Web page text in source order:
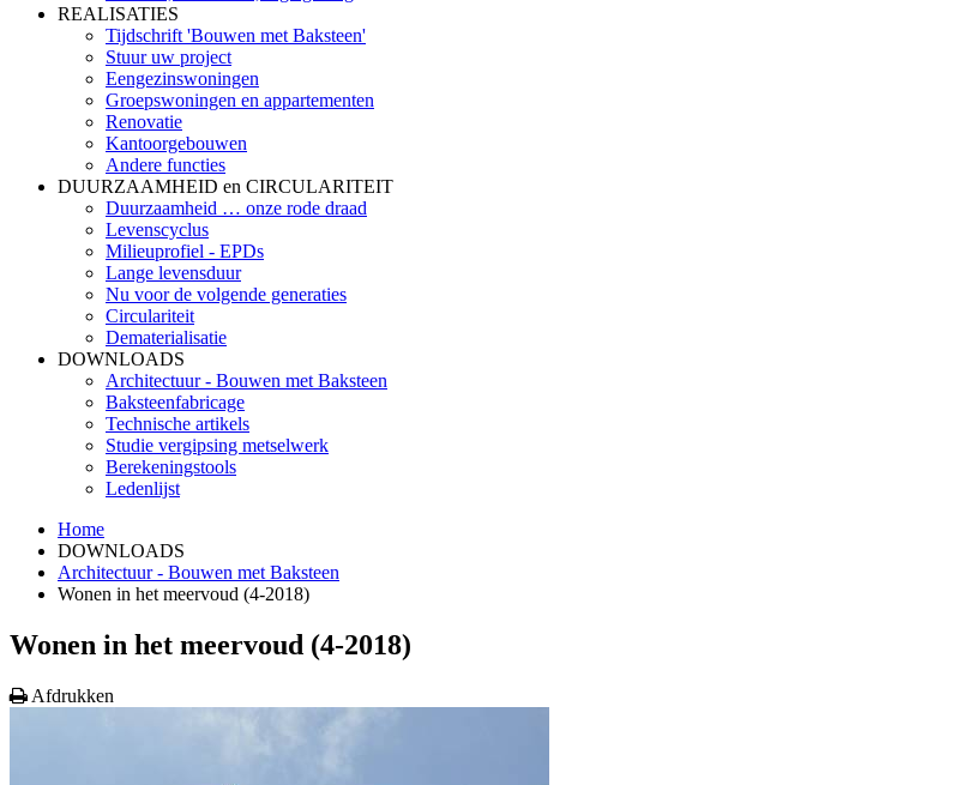
REALISATIES
Tijdschrift 'Bouwen met Baksteen'
Stuur uw project
Eengezinswoningen
Groepswoningen en appartementen
Renovatie
Kantoorgebouwen
Andere functies
DUURZAAMHEID en CIRCULARITEIT
Duurzaamheid … onze rode draad
Levenscyclus
Milieuprofiel - EPDs
Lange levensduur
Nu voor de volgende generaties
Circulariteit
Dematerialisatie
DOWNLOADS
Architectuur - Bouwen met Baksteen
Baksteenfabricage
Technische artikels
Studie vergipsing metselwerk
Berekeningstools
Ledenlijst
Home
DOWNLOADS
Architectuur - Bouwen met Baksteen
Wonen in het meervoud (4-2018)
Wonen in het meervoud (4-2018)
Afdrukken